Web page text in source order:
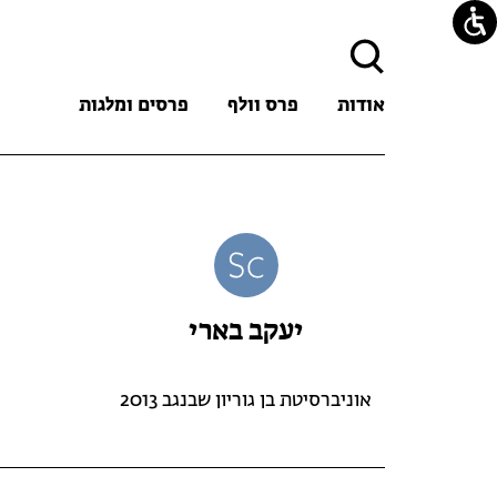
חיפוש:
אודות פרס וולף פרסים ומלגות
יעקב בארי
אוניברסיטת בן גוריון שבנגב 2013